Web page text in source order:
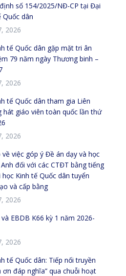
số 154/2025/NĐ-CP tại Đại
Quốc dân
2026
tế Quốc dân gặp mặt tri ân
79 năm ngày Thương binh –
2026
tế Quốc dân tham gia Liên
hát giáo viên toàn quốc lần thứ
2026
việc góp ý Đề án dạy và học
đối với các CTĐT bằng tiếng
Kinh tế Quốc dân tuyển
và cấp bằng
2026
EBDB K66 kỳ 1 năm 2026-
2026
tế Quốc dân: Tiếp nối truyền
ơn đáp nghĩa” qua chuỗi hoạt